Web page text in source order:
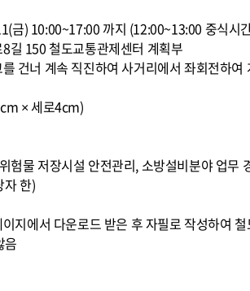
금) 10:00~17:00 까지 (12:00~13:00 중식시
길 150 철도교통관제센터 계획부
건너 계속 직진하여 사거리에서 좌회전하
× 세로4cm)
험물 저장시설 안전관리, 소방설비분야 업무
자 한)
지에서 다운로드 받은 후 자필로 작성하여
음